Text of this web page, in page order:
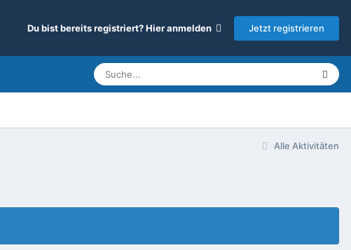
Du bist bereits registriert? Hier anmelden Jetzt registrieren
Alle Aktivitäten